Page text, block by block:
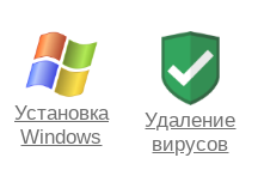
Установка
Windows
Удаление
вирусов